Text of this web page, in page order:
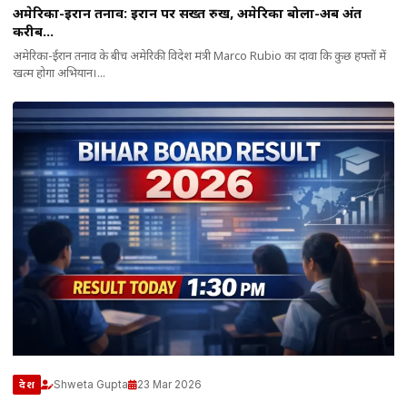
अमेरिका-ईरान तनाव: ईरान पर सख्त रुख, अमेरिका बोला-अब अंत
करीब…
अमेरिका-ईरान तनाव के बीच अमेरिकी विदेश मंत्री Marco Rubio का दावा कि कुछ हफ्तों में
खत्म होगा अभियान।...
देश Shweta Gupta 23 Mar 2026